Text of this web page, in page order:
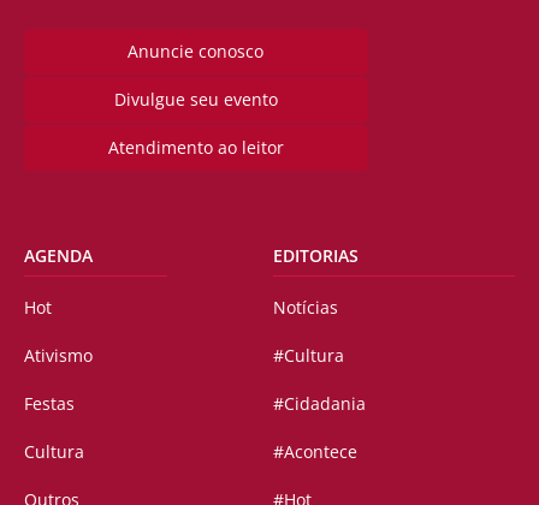
Anuncie conosco
Divulgue seu evento
Atendimento ao leitor
AGENDA
Hot
Ativismo
Festas
Cultura
Outros
EDITORIAS
Notícias
#Cultura
#Cidadania
#Acontece
#Hot